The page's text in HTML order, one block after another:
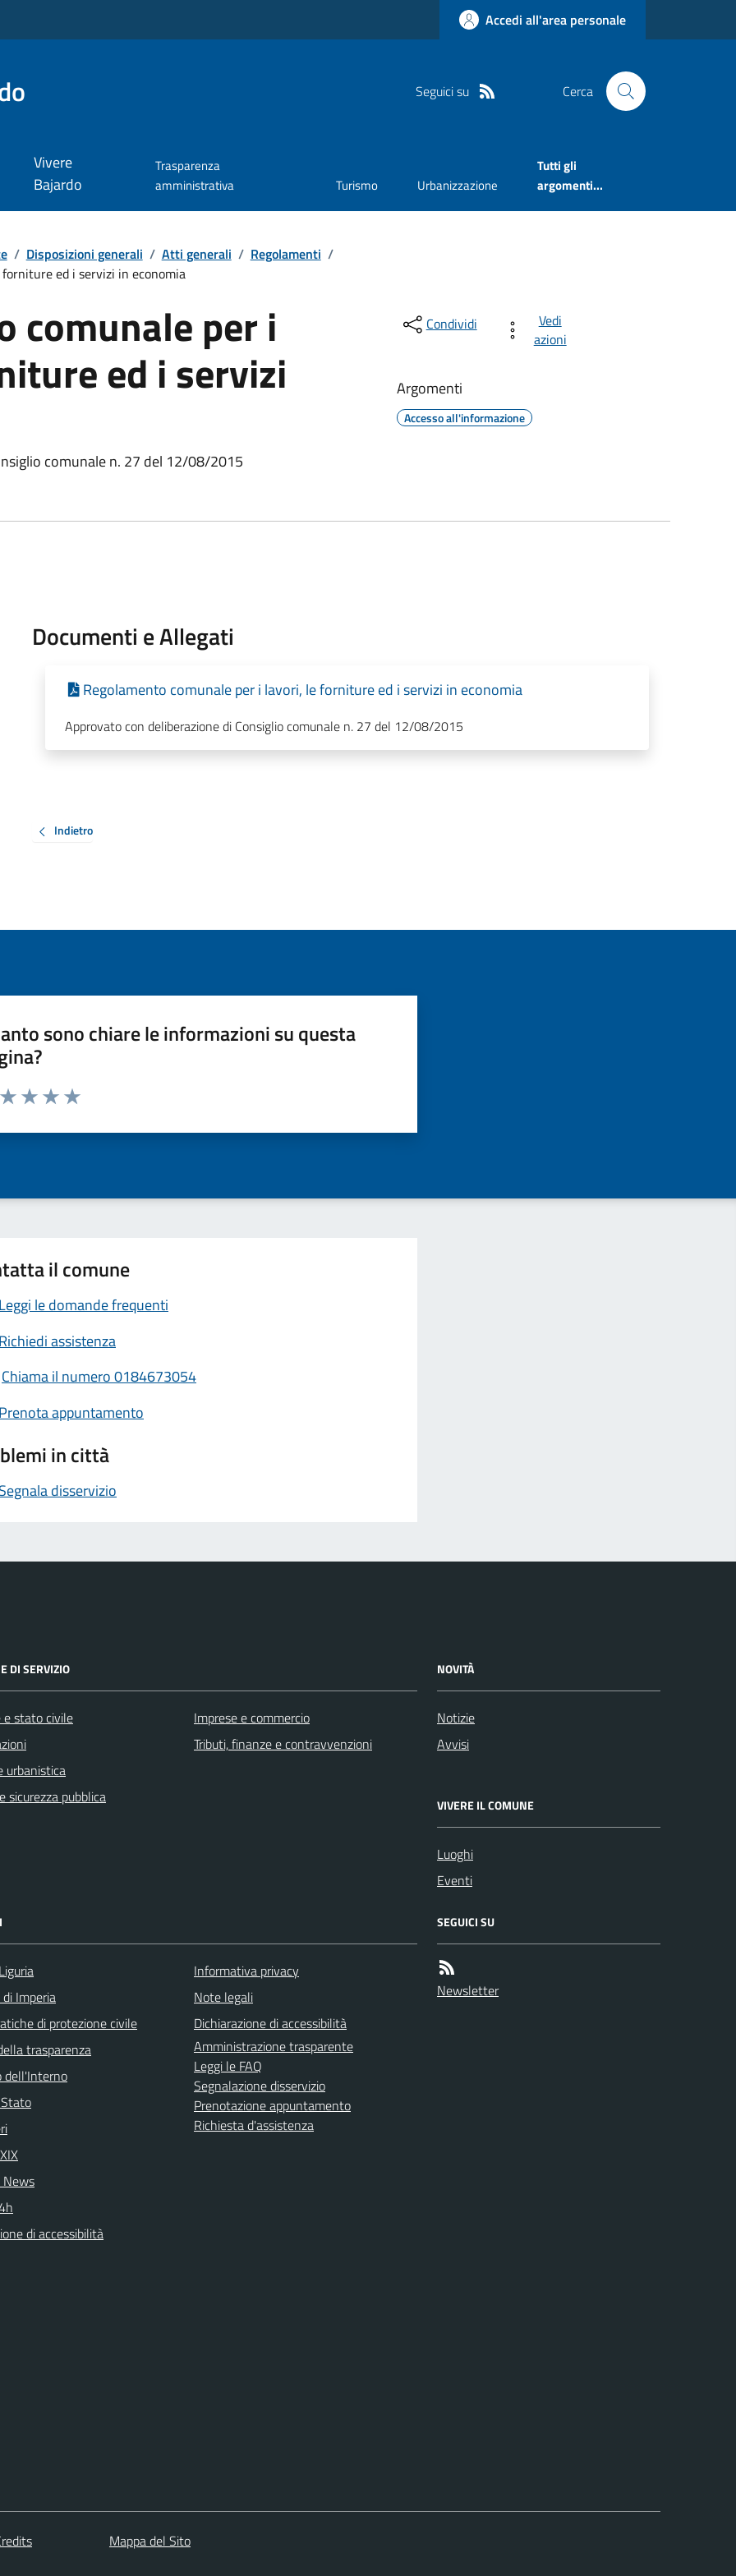
Accedi all'area personale
Seguici su Cerca
Vivere
Bajardo
Trasparenza
amministrativa
Turismo Urbanizzazione
Tutti gli
argomenti...
/ Disposizioni generali / Atti generali / Regolamenti /
ed i servizi in economia
comunale per i
ed i servizi
comunale n. 27 del 12/08/2015
Condividi
Vedi
azioni
Argomenti
Accesso all'informazione
Documenti e Allegati
Regolamento comunale per i lavori, le forniture ed i servizi in economia
Approvato con deliberazione di Consiglio comunale n. 27 del 12/08/2015
Indietro
sono chiare le informazioni su questa
da 1 a 5 stelle la pagina
il comune
Leggi le domande frequenti
Richiedi assistenza
Chiama il numero 0184673054
Prenota appuntamento
in città
Segnala disservizio
DI SERVIZIO
e stato civile
urbanistica
sicurezza pubblica
Imprese e commercio
Tributi, finanze e contravvenzioni
NOVITÀ
Notizie
Avvisi
VIVERE IL COMUNE
Luoghi
Eventi
Imperia
di protezione civile
trasparenza
dell'Interno
di accessibilità
Informativa privacy
Note legali
Dichiarazione di accessibilità
Amministrazione trasparente
Leggi le FAQ
Segnalazione disservizio
Prenotazione appuntamento
Richiesta d'assistenza
SEGUICI SU
Newsletter
Mappa del Sito